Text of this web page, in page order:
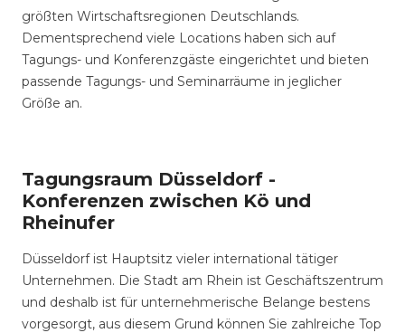
größten Wirtschaftsregionen Deutschlands.
Dementsprechend viele Locations haben sich auf
Tagungs- und Konferenzgäste eingerichtet und bieten
passende Tagungs- und Seminarräume in jeglicher
Größe an.
Tagungsraum Düsseldorf -
Konferenzen zwischen Kö und
Rheinufer
Düsseldorf ist Hauptsitz vieler international tätiger
Unternehmen. Die Stadt am Rhein ist Geschäftszentrum
und deshalb ist für unternehmerische Belange bestens
vorgesorgt, aus diesem Grund können Sie zahlreiche Top